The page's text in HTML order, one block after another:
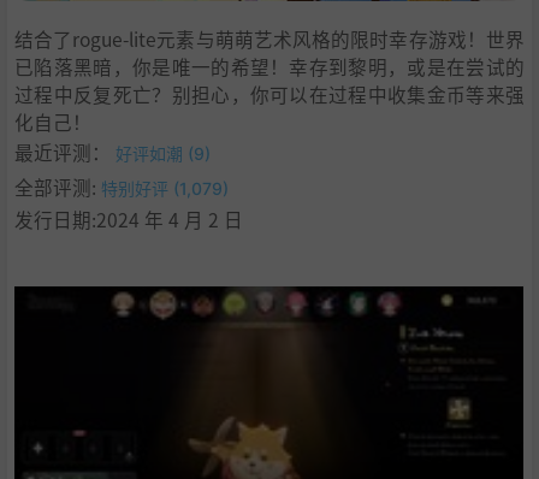
10. 学习版下载
结合了rogue-lite元素与萌萌艺术风格的限时幸存游戏！世界
已陷落黑暗，你是唯一的希望！幸存到黎明，或是在尝试的
过程中反复死亡？别担心，你可以在过程中收集金币等来强
化自己！
最近评测：
好评如潮 (9)
全部评测: 特别好评 (1,079)
发行日期:2024 年 4 月 2 日